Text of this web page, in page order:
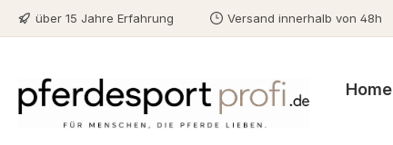
Hauptinhalt springen
Zur Suche springen
Zur Hauptnavigation springen
über 15 Jahre Erfahrung Versand innerhalb von 48h
Home